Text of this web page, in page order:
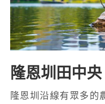
隆恩圳田中央
隆恩圳沿線有眾多的